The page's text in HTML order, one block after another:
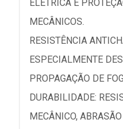
ELÉTRICA E
MECÂNICOS.
RESISTÊNCIA
ESPECIALMENTE
PROPAGAÇÃO DE
DURABILIDADE:
MECÂNICO,